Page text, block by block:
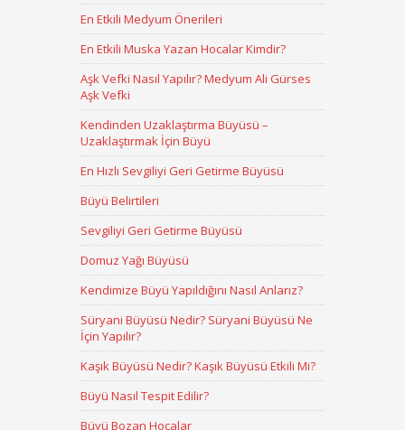
En Etkili Medyum Önerileri
En Etkili Muska Yazan Hocalar Kimdir?
Aşk Vefki Nasıl Yapılır? Medyum Ali Gürses
Aşk Vefki
Kendinden Uzaklaştırma Büyüsü –
Uzaklaştırmak İçin Büyü
En Hızlı Sevgiliyi Geri Getirme Büyüsü
Büyü Belirtileri
Sevgiliyi Geri Getirme Büyüsü
Domuz Yağı Büyüsü
Kendimize Büyü Yapıldığını Nasıl Anlarız?
Süryani Büyüsü Nedir? Süryani Büyüsü Ne
İçin Yapılır?
Kaşık Büyüsü Nedir? Kaşık Büyüsü Etkili Mi?
Büyü Nasıl Tespit Edilir?
Büyü Bozan Hocalar